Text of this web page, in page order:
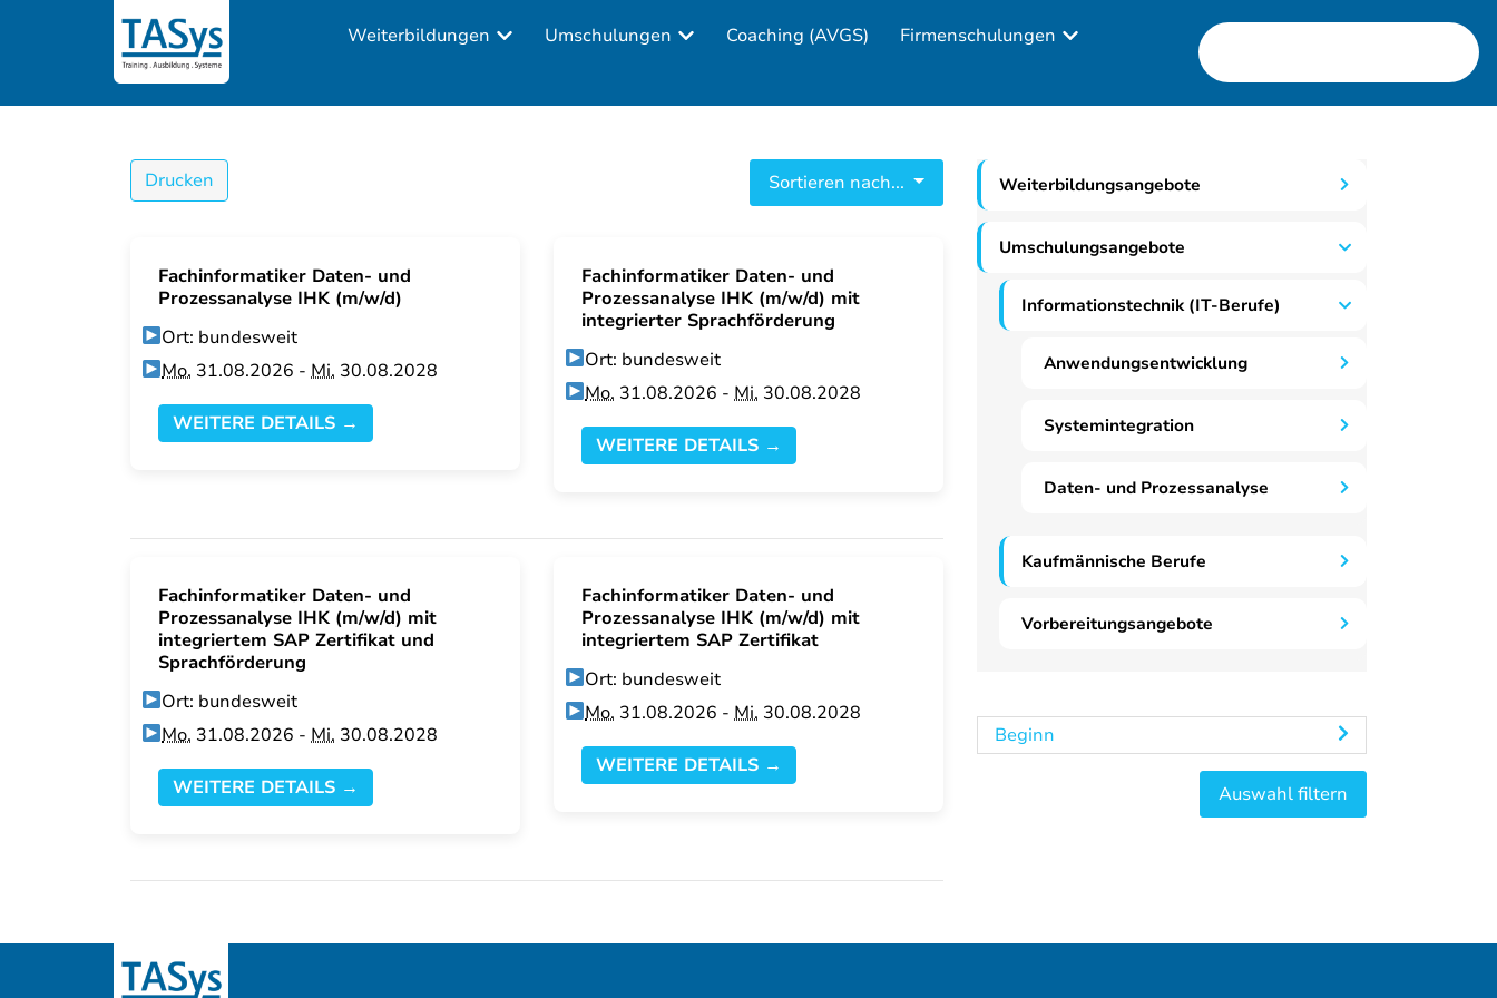
Weiterbildungen Umschulungen Coaching (AVGS) Firmenschulungen
Drucken Sortieren nach...
Fachinformatiker Daten- und
Prozessanalyse IHK (m/w/d)
Ort: bundesweit
Mo. 31.08.2026 -Mi. 30.08.2028
WEITERE DETAILS →
Fachinformatiker Daten- und
Prozessanalyse IHK (m/w/d) mit
integrierter Sprachförderung
Ort: bundesweit
Mo. 31.08.2026 -Mi. 30.08.2028
WEITERE DETAILS →
Fachinformatiker Daten- und
Prozessanalyse IHK (m/w/d) mit
integriertem SAP Zertifikat und
Sprachförderung
Ort: bundesweit
Mo. 31.08.2026 -Mi. 30.08.2028
WEITERE DETAILS →
Fachinformatiker Daten- und
Prozessanalyse IHK (m/w/d) mit
integriertem SAP Zertifikat
Ort: bundesweit
Mo. 31.08.2026 -Mi. 30.08.2028
WEITERE DETAILS →
Weiterbildungsangebote
Umschulungsangebote
Informationstechnik (IT-Berufe)
Anwendungsentwicklung
Systemintegration
Daten- und Prozessanalyse
Kaufmännische Berufe
Vorbereitungsangebote
Beginn